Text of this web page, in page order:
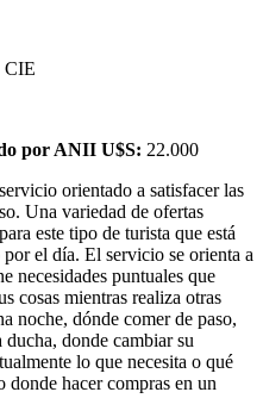
CIE
por ANII U$S: 22.000
orientado a satisfacer las
Una variedad de ofertas
este tipo de turista que está
el día. El servicio se orienta a
necesidades puntuales que
cosas mientras realiza otras
noche, dónde comer de paso,
donde cambiar su
lo que necesita o qué
donde hacer compras en un